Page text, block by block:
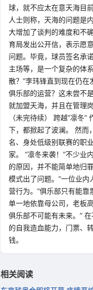
球，就不应太在意天海目
人士则称，天海的问题是
大增加了谈判的难度和不
育局发出公开信，表示愿
问题。毕竟，球员签名承
主场等，是一个复杂的体
散？”李玮锋直到现在仍
俱乐部的运营？这未尝不
就加盟天海，并且在管理
（未完待续） 跨越“凛冬
下，都掀起了波澜。 然
名、身处低级别联赛的职
家。 “凛冬来袭！”不少业
的原因，并不能简单地归
模式出了问题。”一位业
营行为。“俱乐部只有能
单一地依靠母公司，老板
俱乐部不可能有未来。”
的自我造血能力，门票、
钱。
相关阅读